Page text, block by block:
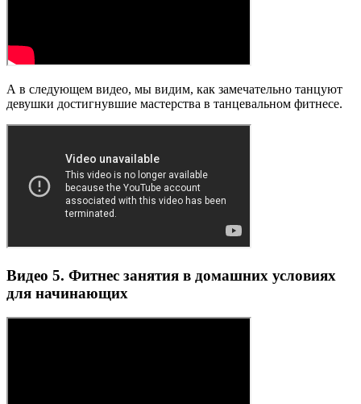
А в следующем видео, мы видим, как замечательно танцуют
девушки достигнувшие мастерства в танцевальном фитнесе.
Видео 5. Фитнес занятия в домашних условиях
для начинающих